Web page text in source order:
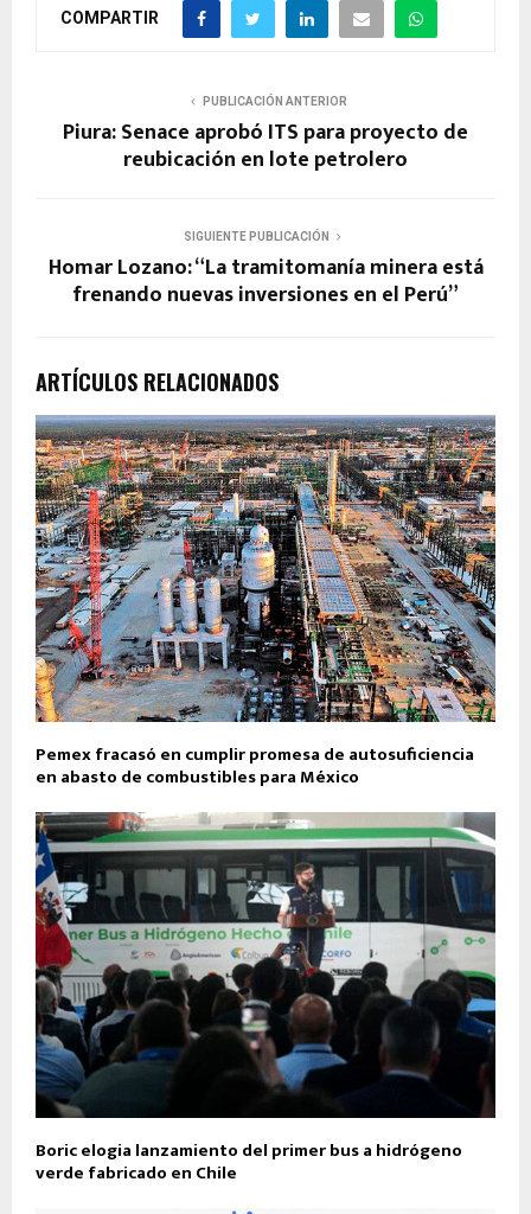
COMPARTIR
PUBLICACIÓN ANTERIOR
Piura: Senace aprobó ITS para proyecto de
reubicación en lote petrolero
SIGUIENTE PUBLICACIÓN
Homar Lozano: “La tramitomanía minera está
frenando nuevas inversiones en el Perú”
ARTÍCULOS RELACIONADOS
Pemex fracasó en cumplir promesa de autosuficiencia
en abasto de combustibles para México
Boric elogia lanzamiento del primer bus a hidrógeno
verde fabricado en Chile